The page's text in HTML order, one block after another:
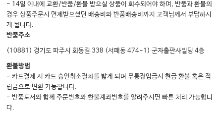
- 14일 이내에 교환/반품/환불 받으실 상품이 회수되어야 하며, 반품과 환불의
경우 상품주문시 면제받으셨던 배송비와 반품배송비까지 고객님께서 부담하시
게 됩니다.
반품주소
(10881) 경기도 파주시 회동길 338 (서패동 474-1) 군자출판사빌딩 4층
환불방법
- 카드결제 시 카드 승인취소절차를 밟게 되며 무통장입금시 현금 환불 혹은 적
립금으로 변환 가능합니다.
- 반품도서와 함께 주문번호와 환불계좌번호를 알려주시면 빠른 처리 가능합니
다.